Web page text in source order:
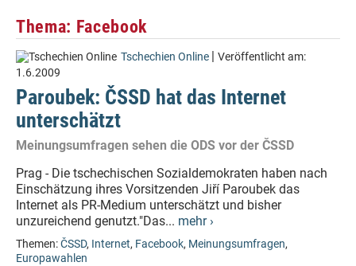
Thema: Facebook
Tschechien Online | Veröffentlicht am:
1.6.2009
Paroubek: ČSSD hat das Internet
unterschätzt
Meinungsumfragen sehen die ODS vor der ČSSD
Prag - Die tschechischen Sozialdemokraten haben nach
Einschätzung ihres Vorsitzenden Jiří Paroubek das
Internet als PR-Medium unterschätzt und bisher
unzureichend genutzt."Das... mehr ›
Themen:ČSSD, Internet, Facebook, Meinungsumfragen,
Europawahlen